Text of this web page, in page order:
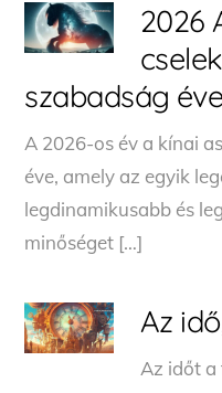
2026
szabadság éve
A 2026-os év a kínai
éve, amely az egyik
legdinamikusabb és
minőséget […]
Az
Az időt